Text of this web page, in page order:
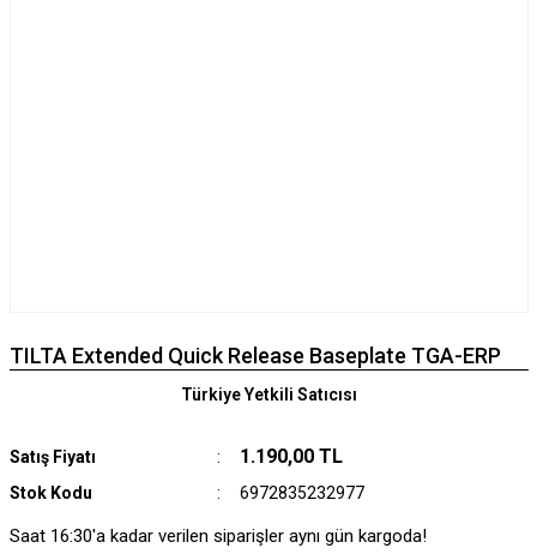
TILTA Extended Quick Release Baseplate TGA-ERP
Satış Fiyatı 1.190,00 TL
Stok Kodu 6972835232977
Türkiye Yetkili Satıcısı
Saat 16:30'a kadar verilen siparişler aynı gün kargoda!